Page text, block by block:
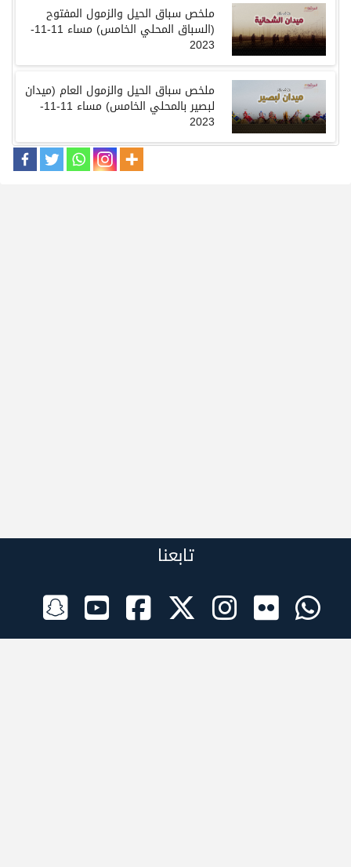
ملخص سباق الحيل والزمول المفتوح
(السباق المحلي الخامس) مساء 11-11-
2023
ملخص سباق الحيل والزمول العام (ميدان
لبصير بالمحلي الخامس) مساء 11-11-
2023
تابعنا